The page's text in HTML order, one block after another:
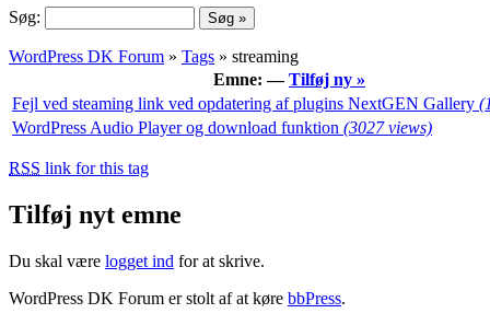
Søg:
WordPress DK Forum » Tags » streaming
Emne: —Tilføj ny »
Fejl ved steaming link ved opdatering af plugins NextGEN Gallery
WordPress Audio Player og download funktion (3027 views)
RSS link for this tag
Tilføj nyt emne
Du skal være logget ind for at skrive.
WordPress DK Forum er stolt af at køre bbPress.